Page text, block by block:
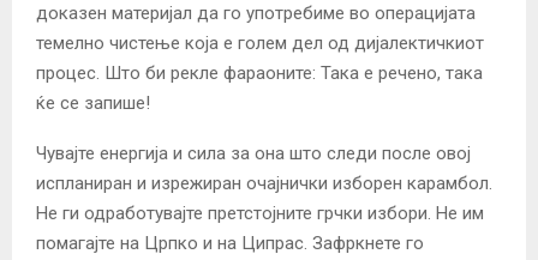
доказен материјал да го употребиме во операцијата
темелно чистење која е голем дел од дијалектичкиот
процес. Што би рекле фараоните: Така е речено, така
ќе се запише!
Чувајте енергија и сила за она што следи после овој
испланиран и изрежиран очајнички изборен карамбол.
Не ги одработувајте претстојните грчки избори. Не им
помагајте на Црпко и на Ципрас. Зафркнете го